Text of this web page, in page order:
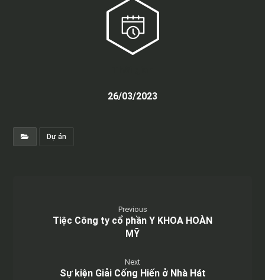
26/03/2023
Dự án
Previous
Tiệc Công ty cổ phần Y KHOA HOÀN
MỸ
Next
Sự kiện Giải Cống Hiến ở Nhà Hát